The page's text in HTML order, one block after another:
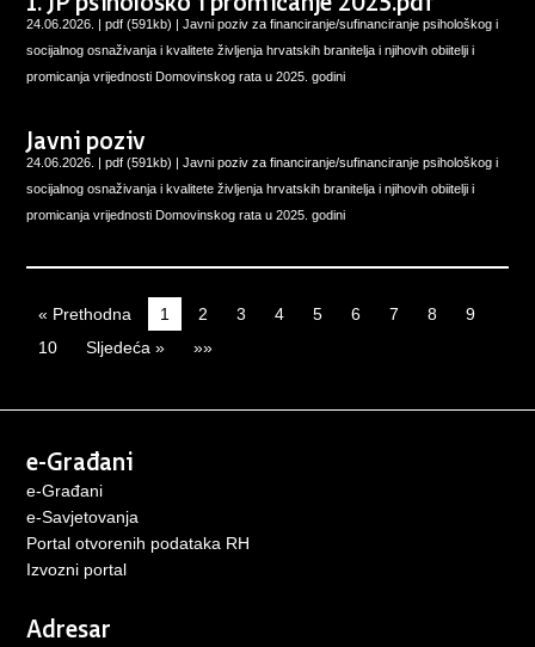
24.06.2026. | pdf (591kb) |Javni poziv za financiranje/sufinanciranje psihološkog i
socijalnog osnaživanja i kvalitete življenja hrvatskih branitelja i njihovih obiitelji i
promicanja vrijednosti Domovinskog rata u 2025. godini
Javni poziv
24.06.2026. | pdf (591kb) |Javni poziv za financiranje/sufinanciranje psihološkog i
socijalnog osnaživanja i kvalitete življenja hrvatskih branitelja i njihovih obiitelji i
promicanja vrijednosti Domovinskog rata u 2025. godini
« Prethodna 1 2 3 4 5 6 7 8
9
10
Sljedeća » »»
e-Građani
e-Građani
e-Savjetovanja
Portal otvorenih podataka RH
Izvozni portal
Adresar